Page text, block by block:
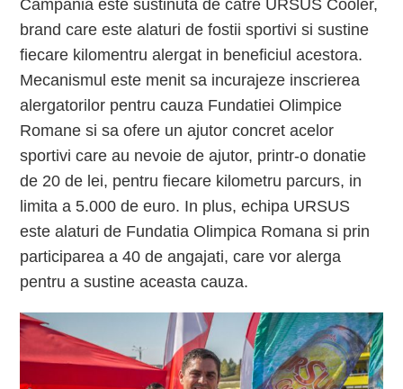
Campania este sustinuta de catre URSUS Cooler,
brand care este alaturi de fostii sportivi si sustine
fiecare kilomentru alergat in beneficiul acestora.
Mecanismul este menit sa incurajeze inscrierea
alergatorilor pentru cauza Fundatiei Olimpice
Romane si sa ofere un ajutor concret acelor
sportivi care au nevoie de ajutor, printr-o donatie
de 20 de lei, pentru fiecare kilometru parcurs, in
limita a 5.000 de euro. In plus, echipa URSUS
este alaturi de Fundatia Olimpica Romana si prin
participarea a 40 de angajati, care vor alerga
pentru a sustine aceasta cauza.